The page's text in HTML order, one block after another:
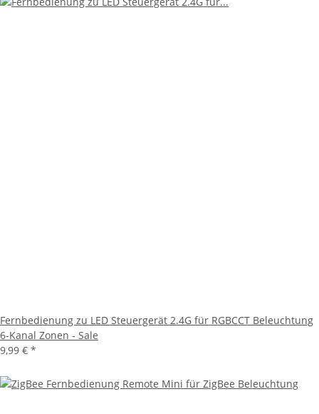
Fernbedienung zu LED Steuergerät 2.4G für RGBCCT Beleuchtung
6-Kanal Zonen - Sale
9,99 € *